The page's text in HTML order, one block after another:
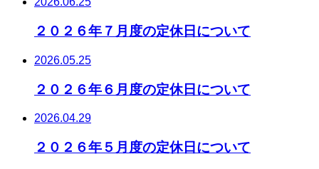
２０２６年７月度の定休日について
2026.05.25
２０２６年６月度の定休日について
2026.04.29
２０２６年５月度の定休日について